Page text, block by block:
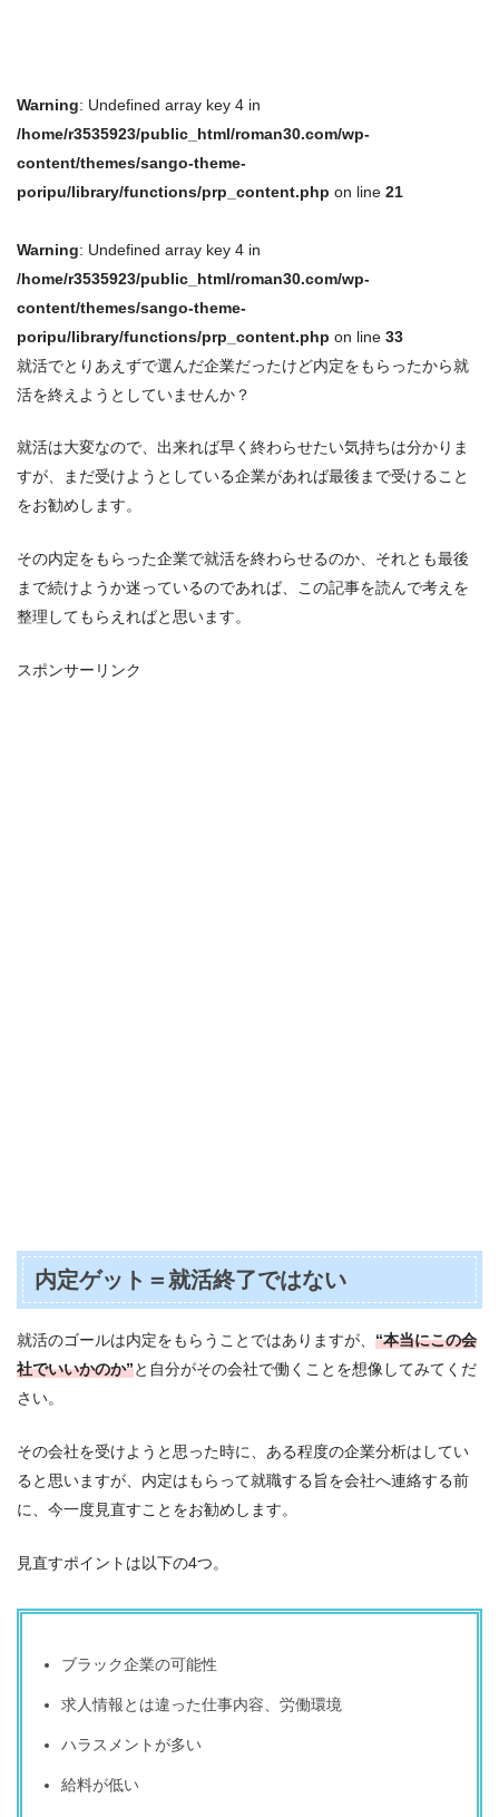
Warning: Undefined array key 4 in
/home/r3535923/public_html/roman30.com/wp-
content/themes/sango-theme-
poripu/library/functions/prp_content.php on line 21
Warning: Undefined array key 4 in
/home/r3535923/public_html/roman30.com/wp-
content/themes/sango-theme-
poripu/library/functions/prp_content.php on line 33
就活でとりあえずで選んだ企業だったけど内定をもらったから就
活を終えようとしていませんか？
就活は大変なので、出来れば早く終わらせたい気持ちは分かりま
すが、まだ受けようとしている企業があれば最後まで受けること
をお勧めします。
その内定をもらった企業で就活を終わらせるのか、それとも最後
まで続けようか迷っているのであれば、この記事を読んで考えを
整理してもらえればと思います。
スポンサーリンク
内定ゲット＝就活終了ではない
就活のゴールは内定をもらうことではありますが、 “本当にこの会
社でいいかのか”と自分がその会社で働くことを想像してみてくだ
さい。
その会社を受けようと思った時に、ある程度の企業分析はしてい
ると思いますが、内定はもらって就職する旨を会社へ連絡する前
に、今一度見直すことをお勧めします。
見直すポイントは以下の4つ。
ブラック企業の可能性
求人情報とは違った仕事内容、労働環境
ハラスメントが多い
給料が低い